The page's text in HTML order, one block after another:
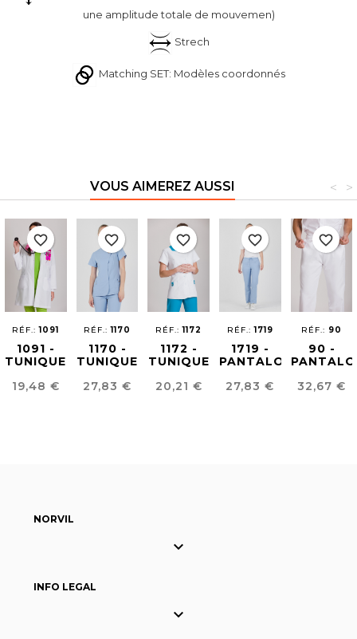
une amplitude totale de mouvemen)
Strech
Matching SET: Modèles coordonnés
VOUS AIMEREZ AUSSI >
<
RÉF.:1091
1091 -
TUNIQUE
COL À
Prix
19,48 €
favorite_border
RÉF.:1170
1170 -
TUNIQUE
EN
Prix
27,83 €
favorite_border
RÉF.:1172
1172 -
TUNIQUE
EN
Prix
20,21 €
favorite_border
RÉF.:1719
1719 -
PANTALON
CONFORT
Prix
27,83 €
favorite_border
RÉF.: 90
90 -
UNISEX
Prix
32,67 €
favorite_border
NORVIL

INFO LEGAL
